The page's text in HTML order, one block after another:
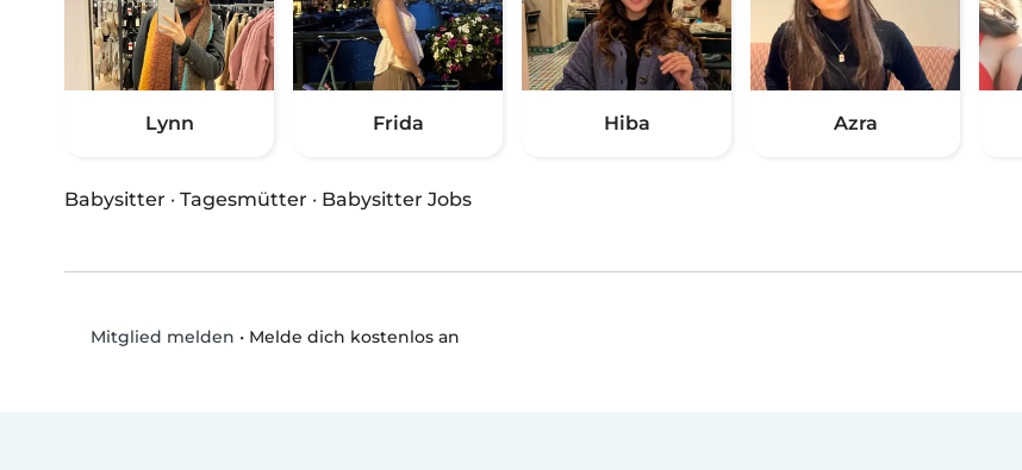
Lynn Frida Hiba Azra
Babysitter · Tagesmütter · Babysitter Jobs
Mitglied melden • Melde dich kostenlos an